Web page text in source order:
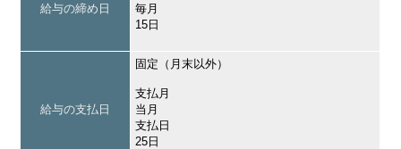
給与の締め日
毎月
15日
給与の支払日
固定（月末以外）
支払月
当月
支払日
25日